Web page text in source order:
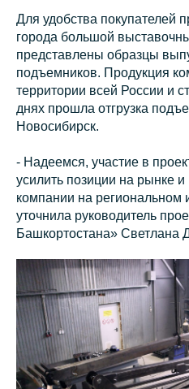
Для удобства покупателей
города большой
представлены образцы
подъемников. Продукция
территории всей России и
днях прошла отгрузка
Новосибирск.
- Надеемся, участие в
усилить позиции на рынке
компании на
уточнила руководитель
Башкортостана» Светлана